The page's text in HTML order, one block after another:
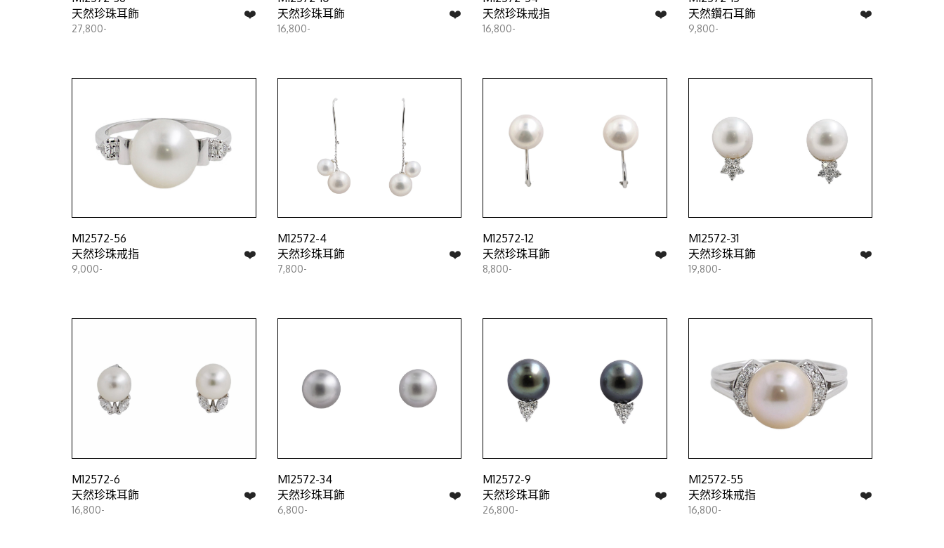
❤️
天然珍珠耳飾
27,800-
❤️
天然珍珠耳飾
16,800-
❤️
天然珍珠戒指
16,800-
❤️
天然鑽石耳飾
9,800-
M12572-56
❤️
天然珍珠戒指
9,000-
M12572-4
❤️
天然珍珠耳飾
7,800-
M12572-12
❤️
天然珍珠耳飾
8,800-
M12572-31
❤️
天然珍珠耳飾
19,800-
M12572-6
❤️
天然珍珠耳飾
16,800-
M12572-34
❤️
天然珍珠耳飾
6,800-
M12572-9
❤️
天然珍珠耳飾
26,800-
M12572-55
❤️
天然珍珠戒指
16,800-